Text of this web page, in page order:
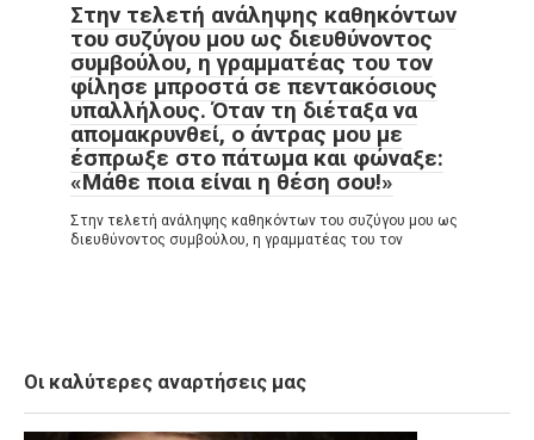
Στην τελετή ανάληψης καθηκόντων
του συζύγου μου ως διευθύνοντος
συμβούλου, η γραμματέας του τον
φίλησε μπροστά σε πεντακόσιους
υπαλλήλους. Όταν τη διέταξα να
απομακρυνθεί, ο άντρας μου με
έσπρωξε στο πάτωμα και φώναξε:
«Μάθε ποια είναι η θέση σου!»
Στην τελετή ανάληψης καθηκόντων του συζύγου μου ως
διευθύνοντος συμβούλου, η γραμματέας του τον
Οι καλύτερες αναρτήσεις μας